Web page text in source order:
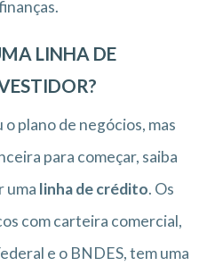
LINHA DE
plano de negócios, mas
para começar, saiba
uma linha de crédito. Os
com carteira comercial,
e o BNDES, tem uma